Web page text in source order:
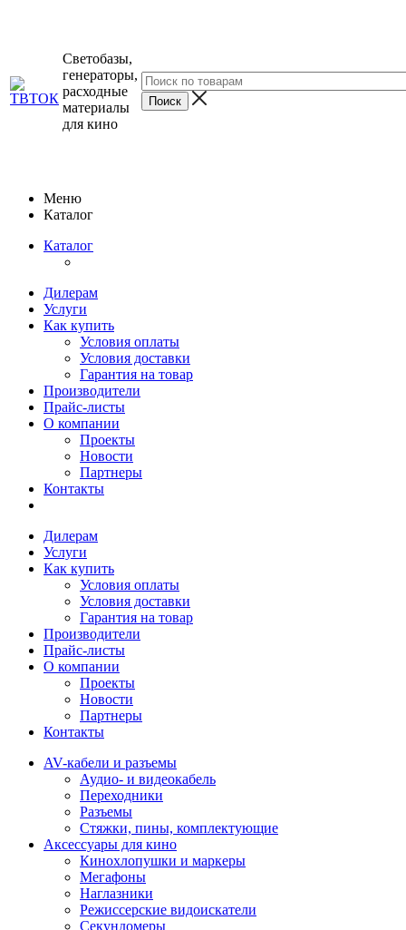
Светобазы,
генераторы,
расходные
материалы
для кино
Меню
Каталог
Каталог
Дилерам
Услуги
Как купить
Условия оплаты
Условия доставки
Гарантия на товар
Производители
Прайс-листы
О компании
Проекты
Новости
Партнеры
Контакты
Дилерам
Услуги
Как купить
Условия оплаты
Условия доставки
Гарантия на товар
Производители
Прайс-листы
О компании
Проекты
Новости
Партнеры
Контакты
AV-кабели и разъемы
Аудио- и видеокабель
Переходники
Разъемы
Стяжки, пины, комплектующие
Аксессуары для кино
Кинохлопушки и маркеры
Мегафоны
Наглазники
Режиссерские видоискатели
Секундомеры